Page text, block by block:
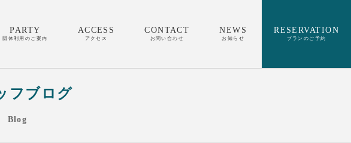
PARTY
団体利用のご案内
ACCESS
アクセス
CONTACT
お問い合わせ
NEWS
お知らせ
RESERVATION
プランのご予約
フブログ
Blog